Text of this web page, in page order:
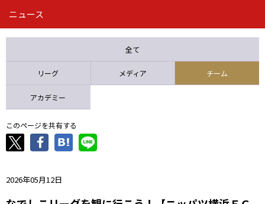
第16節 09/05 (土) 15:00
ニッパツ 石人の星
ニュース
全て
リーグ メディア チーム
アカデミー
このページを共有する
2026年05月12日